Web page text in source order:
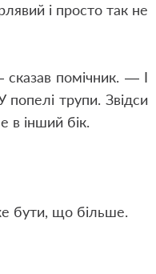
і просто так не
помічник. — І
попелі трупи. Звідси
в інший бік.
бути, що більше.